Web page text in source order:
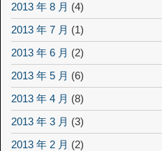
2013 年 8 月 (4)
2013 年 7 月 (1)
2013 年 6 月 (2)
2013 年 5 月 (6)
2013 年 4 月 (8)
2013 年 3 月 (3)
2013 年 2 月 (2)